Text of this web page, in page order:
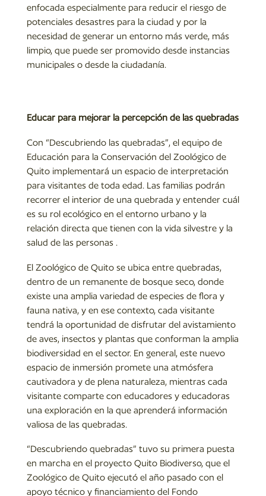
enfocada especialmente para reducir el riesgo de
potenciales desastres para la ciudad y por la
necesidad de generar un entorno más verde, más
limpio, que puede ser promovido desde instancias
municipales o desde la ciudadanía.
Educar para mejorar la percepción de las quebradas
Con “Descubriendo las quebradas”, el equipo de
Educación para la Conservación del Zoológico de
Quito implementará un espacio de interpretación
para visitantes de toda edad. Las familias podrán
recorrer el interior de una quebrada y entender cuál
es su rol ecológico en el entorno urbano y la
relación directa que tienen con la vida silvestre y la
salud de las personas .
El Zoológico de Quito se ubica entre quebradas,
dentro de un remanente de bosque seco, donde
existe una amplia variedad de especies de flora y
fauna nativa, y en ese contexto, cada visitante
tendrá la oportunidad de disfrutar del avistamiento
de aves, insectos y plantas que conforman la amplia
biodiversidad en el sector. En general, este nuevo
espacio de inmersión promete una atmósfera
cautivadora y de plena naturaleza, mientras cada
visitante comparte con educadores y educadoras
una exploración en la que aprenderá información
valiosa de las quebradas.
“Descubriendo quebradas” tuvo su primera puesta
en marcha en el proyecto Quito Biodiverso, que el
Zoológico de Quito ejecutó el año pasado con el
apoyo técnico y financiamiento del Fondo